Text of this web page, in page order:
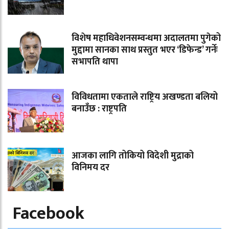
विशेष महाधिवेशनसम्वन्धमा अदालतमा पुगेको
मुद्दामा सानका साथ प्रस्तुत भएर ‘डिफेन्ड’ गर्नेः
सभापति थापा
विविधतामा एकताले राष्ट्रिय अखण्डता बलियो
बनाउँछ : राष्ट्रपति
आजका लागि तोकियो विदेशी मुद्राको
विनिमय दर
Facebook